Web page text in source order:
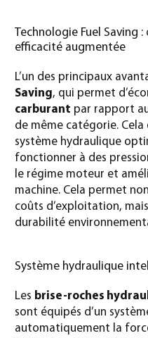
Technologie Fuel Saving
efficacité augmentée
L’un des principaux
Saving, qui permet
carburant par rapport
de même catégorie.
système hydraulique
fonctionner à des
le régime moteur et
machine. Cela permet
coûts d’exploitation,
durabilité
Système hydraulique
Les brise-roches
sont équipés d’un
automatiquement la